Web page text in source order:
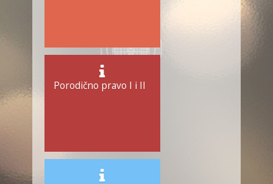
Porodično pravo I i II